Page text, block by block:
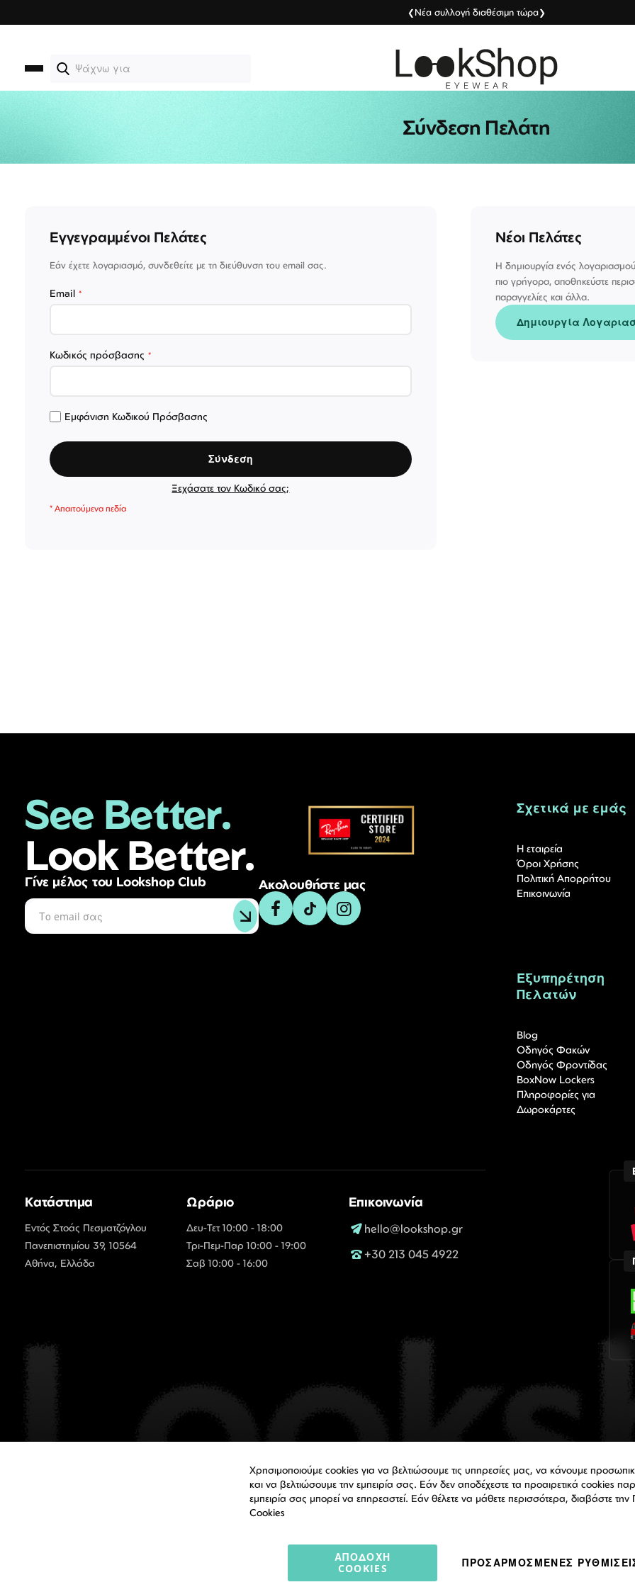
❮ Νέα συλλογή διαθέσιμη τώρα❯
Σύνδεση Πελάτη
Εγγεγραμμένοι Πελάτες
Εάν έχετε λογαριασμό, συνδεθείτε με τη διεύθυνση του email σας.
Email
Κωδικός πρόσβασης
Εμφάνιση Κωδικού Πρόσβασης
Σύνδεση
Ξεχάσατε τον Κωδικό σας;
Νέοι Πελάτες
Η δημιουργία ενός
πιο γρήγορα, αποθηκεύστε
παραγγελίες και άλλα.
Δημιουργία
See Better.
Look Better.
Γίνε μέλος του Lookshop Club Ακολουθήστε μας
Σχετικά με εμάς
Η εταιρεία
Όροι Χρήσης
Πολιτική Απορρήτου
Επικοινωνία
Εξυπηρέτηση
Πελατών
Blog
Οδηγός Φακών
Οδηγός Φροντίδας
BoxNow Lockers
Πληροφορίες για
Δωροκάρτες
Κατάστημα
Εντός Στοάς Πεσματζόγλου
Πανεπιστημίου 39, 10564
Αθήνα, Ελλάδα
Ωράριο
Δευ-Τετ 10:00 - 18:00
Τρι-Πεμ-Παρ 10:00 - 19:00
Σαβ 10:00 - 16:00
Επικοινωνία
hello@lookshop.gr
+30 213 045 4922
Χρησιμοποιούμε cookies για να βελτιώσουμε τις υπηρεσίες μας, να κάνουμε
και να βελτιώσουμε την εμπειρία σας. Εάν δεν αποδέχεστε τα προαιρετικά cookies
εμπειρία σας μπορεί να επηρεαστεί. Εάν θέλετε να μάθετε περισσότερα, διαβάστε την
Cookies
ΑΠΟΔΟΧΉ
COOKIES
ΠΡΟΣΑΡΜΟΣΜΈΝΕΣ